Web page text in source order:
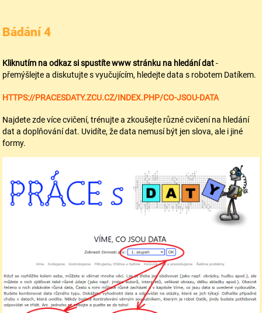
Bádání 4
Kliknutím na odkaz si spustíte www stránku na hledání dat-
přemýšlejte a diskutujte s vyučujícím, hledejte data s robotem Datíkem.
HTTPS://PRACESDATY.ZCU.CZ/INDEX.PHP/CO-JSOU-DATA
Najdete zde více cvičení, trénujte a zkoušejte různé cvičení na hledání
dat a doplňování dat. Uvidíte, že data nemusí být jen slova, ale i jiné
formy.